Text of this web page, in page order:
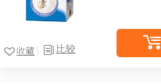
比较
收藏